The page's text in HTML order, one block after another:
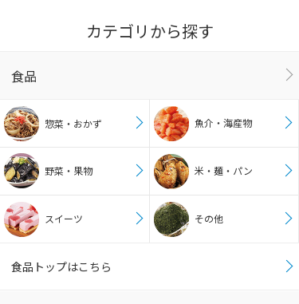
カテゴリから探す
食品
惣菜・おかず 魚介・海産物
野菜・果物 米・麺・パン
スイーツ その他
食品トップはこちら